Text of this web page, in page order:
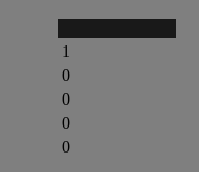
1
0
0
0
0